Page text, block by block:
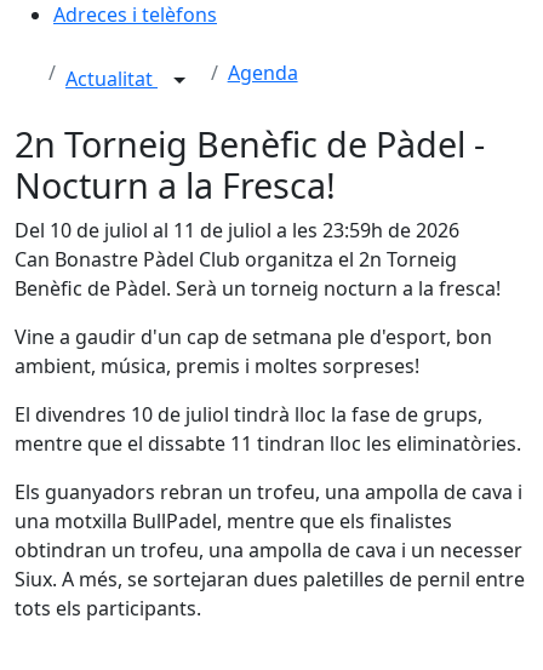
Adreces i telèfons
Actualitat Agenda
2n Torneig Benèfic de Pàdel -
Nocturn a la Fresca!
Del 10 de juliol al 11 de juliol a les 23:59h de 2026
Can Bonastre Pàdel Club organitza el 2n Torneig
Benèfic de Pàdel. Serà un torneig nocturn a la fresca!
Vine a gaudir d'un cap de setmana ple d'esport, bon
ambient, música, premis i moltes sorpreses!
El divendres 10 de juliol tindrà lloc la fase de grups,
mentre que el dissabte 11 tindran lloc les eliminatòries.
Els guanyadors rebran un trofeu, una ampolla de cava i
una motxilla BullPadel, mentre que els finalistes
obtindran un trofeu, una ampolla de cava i un necesser
Siux. A més, se sortejaran dues paletilles de pernil entre
tots els participants.